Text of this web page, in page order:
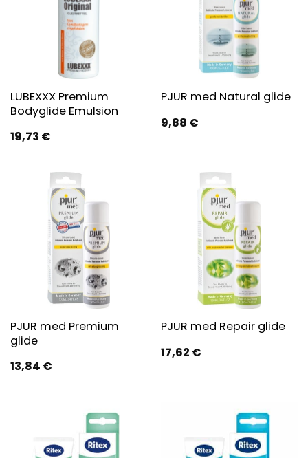
LUBEXXX Premium
Bodyglide Emulsion
19,73 €
PJUR med Natural glide
9,88 €
PJUR med Premium
glide
13,84 €
PJUR med Repair glide
17,62 €